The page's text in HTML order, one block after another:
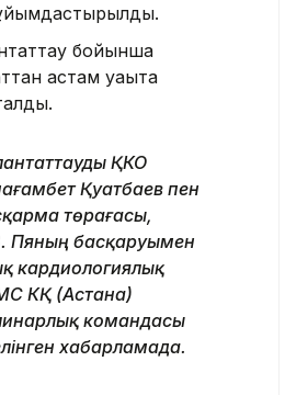
бойынша
астам уақытқа
ҚКО
Қуатбаев пен
төрағасы,
Пяның басқаруымен
кардиологиялық
КҚ (Астана)
командасы
хабарламада.